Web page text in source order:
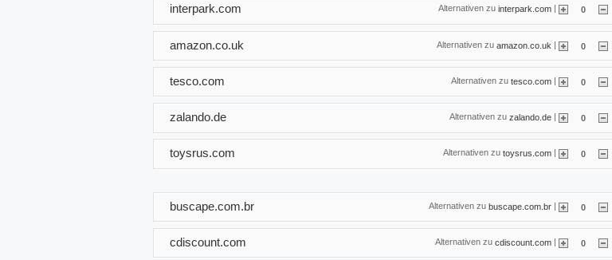
Alternativen zu interpark.com 0
interpark.com
Alternativen zu amazon.co.uk | 0
amazon.co.uk
Alternativen zu tesco.com | 0
tesco.com
Alternativen zu zalando.de | 0
zalando.de
Alternativen zu toysrus.com 0
toysrus.com
Alternativen zu buscape.com.br | 0
buscape.com.br
Alternativen zu cdiscount.com | 0
cdiscount.com